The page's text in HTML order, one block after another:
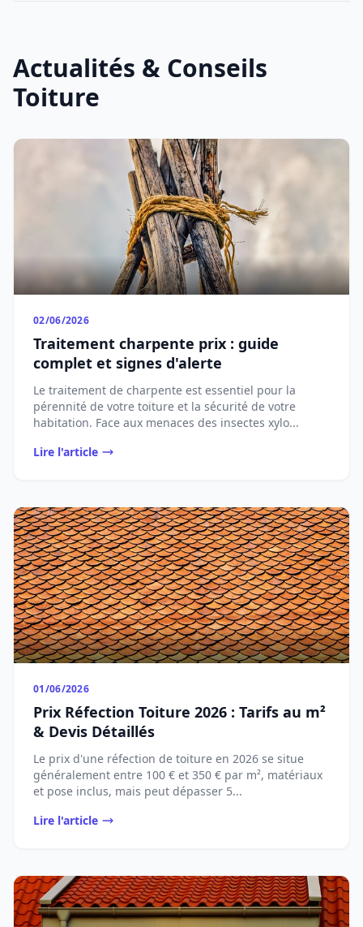
Actualités & Conseils
Toiture
02/06/2026
Traitement charpente prix : guide
complet et signes d'alerte
Le traitement de charpente est essentiel pour la
pérennité de votre toiture et la sécurité de votre
habitation. Face aux menaces des insectes xylo...
Lire l'article
01/06/2026
Prix Réfection Toiture 2026 : Tarifs au m²
& Devis Détaillés
Le prix d'une réfection de toiture en 2026 se situe
généralement entre 100 € et 350 € par m², matériaux
et pose inclus, mais peut dépasser 5...
Lire l'article